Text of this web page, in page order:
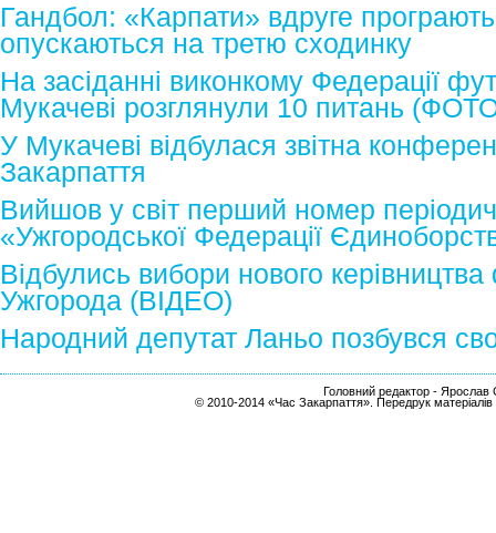
Гандбол: «Карпати» вдруге
опускаються на третю сходинку
На засіданні виконкому Федерації
Мукачеві розглянули 10 питань
У Мукачеві відбулася звітна
Закарпаття
Вийшов у світ перший номер
«Ужгородської Федерації
Відбулись вибори нового
Ужгорода (ВІДЕО)
Народний депутат Ланьо позбувся
Головний редактор - Ярослав
© 2010-2014 «Час Закарпаття». Передрук